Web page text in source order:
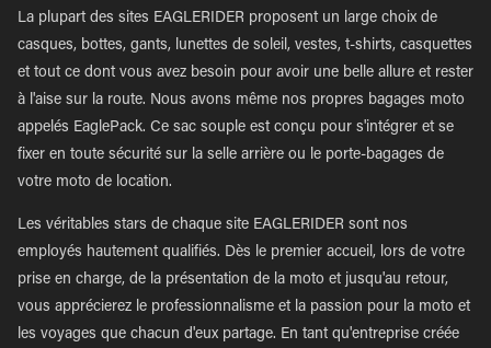
La plupart des sites EAGLERIDER proposent un large choix de
casques, bottes, gants, lunettes de soleil, vestes, t-shirts, casquettes
et tout ce dont vous avez besoin pour avoir une belle allure et rester
à l'aise sur la route. Nous avons même nos propres bagages moto
appelés EaglePack. Ce sac souple est conçu pour s'intégrer et se
fixer en toute sécurité sur la selle arrière ou le porte-bagages de
votre moto de location.
Les véritables stars de chaque site EAGLERIDER sont nos
employés hautement qualifiés. Dès le premier accueil, lors de votre
prise en charge, de la présentation de la moto et jusqu'au retour,
vous apprécierez le professionnalisme et la passion pour la moto et
les voyages que chacun d'eux partage. En tant qu'entreprise créée